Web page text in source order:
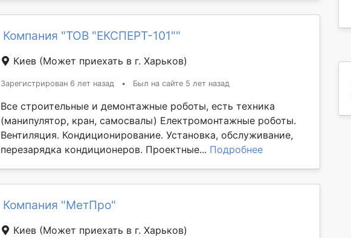
Компания "ТОВ "ЕКСПЕРТ-101""
Киев (Может приехать в г. Харьков)
Зарегистрирован 6 лет назад • Был на сайте 5 лет назад
Все строительные и демонтажные роботы, есть техника
(манипулятор, кран, самосвалы) Електромонтажные роботы.
Вентиляция. Кондиционирование. Установка, обслуживание,
перезарядка кондиционеров. Проектные... Подробнее
Компания "МетПро"
Киев (Может приехать в г. Харьков)